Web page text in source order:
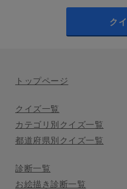
ク
トップページ
クイズ一覧
カテゴリ別クイズ一覧
都道府県別クイズ一覧
診断一覧
お絵描き診断一覧